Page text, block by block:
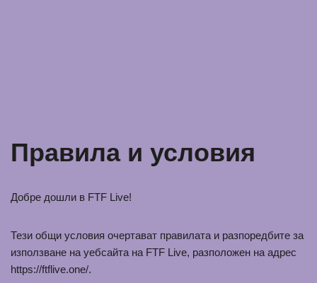
Правила и условия
Добре дошли в FTF Live!
Тези общи условия очертават правилата и разпоредбите за
използване на уебсайта на FTF Live, разположен на адрес
https://ftflive.one/.